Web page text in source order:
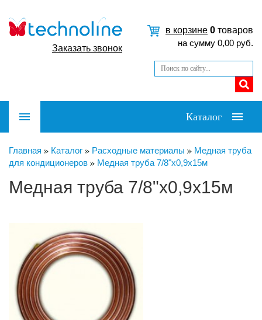
Заказать звонок
в корзине 0 товаров
на сумму 0,00 руб.
Каталог
Главная Каталог Расходные материалы
Медная труба
для кондиционеров
Медная труба 7/8"х0,9х15м
Медная труба 7/8"х0,9х15м